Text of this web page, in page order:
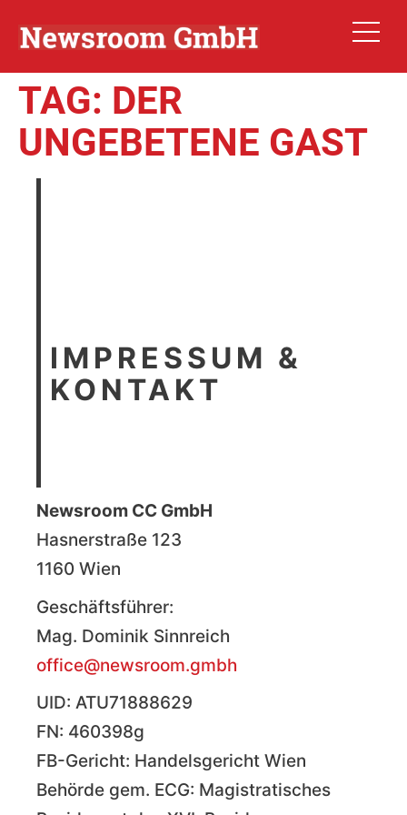
TAG: DER
UNGEBETENE GAST
IMPRESSUM &
KONTAKT
Newsroom CC GmbH
Hasnerstraße 123
1160 Wien
Geschäftsführer:
Mag. Dominik Sinnreich
office@newsroom.gmbh
UID: ATU71888629
FN: 460398g
FB-Gericht: Handelsgericht Wien
Behörde gem. ECG: Magistratisches